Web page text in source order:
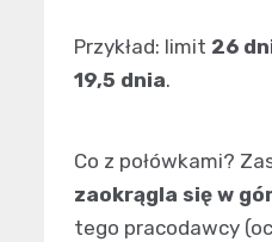
Przykład: limit 26
19,5 dnia.
Co z połówkami?
zaokrągla się w
tego pracodawcy